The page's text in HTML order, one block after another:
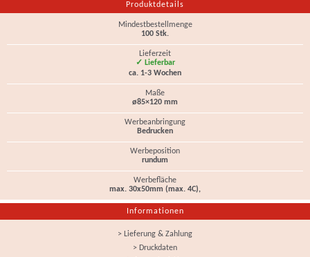
Produktdetails
Mindestbestellmenge
100 Stk.
Lieferzeit
✓ Lieferbar
ca. 1-3 Wochen
Maße
ø85×120 mm
Werbeanbringung
Bedrucken
Werbeposition
rundum
Werbefläche
max. 30x50mm (max. 4C),
Informationen
> Lieferung & Zahlung
> Druckdaten